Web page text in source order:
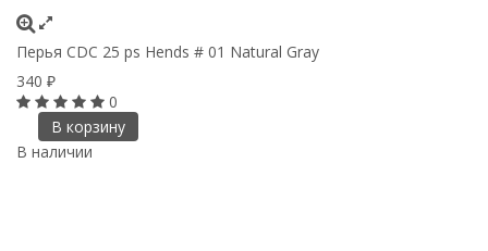
Перья CDC 25 ps Hends # 01 Natural Gray
340 ₽
0
В корзину
В наличии